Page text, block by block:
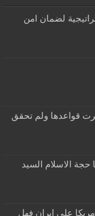
لضمان امن
قواعدها ولم تحقق
الاسلام السيد
على إيران فهل